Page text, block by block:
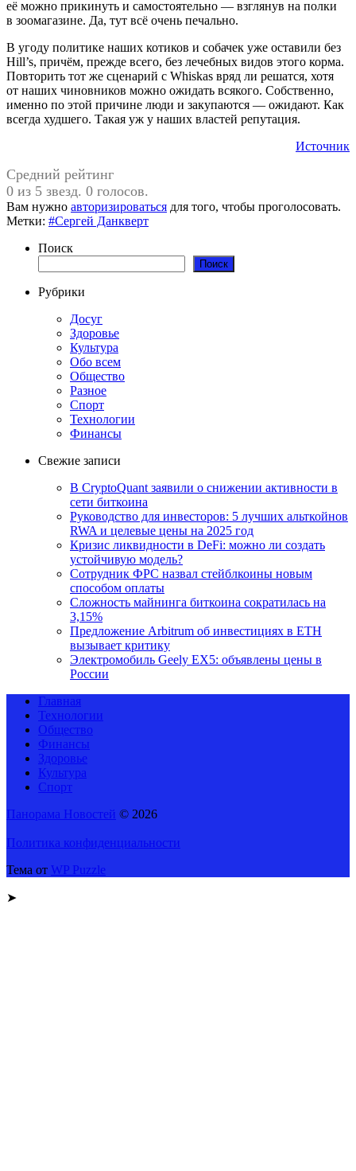
её можно прикинуть и самостоятельно — взглянув на полки
в зоомагазине. Да, тут всё очень печально.
В угоду политике наших котиков и собачек уже оставили без
Hill’s, причём, прежде всего, без лечебных видов этого корма.
Повторить тот же сценарий с Whiskas вряд ли решатся, хотя
от наших чиновников можно ожидать всякого. Собственно,
именно по этой причине люди и закупаются — ожидают. Как
всегда худшего. Такая уж у наших властей репутация.
Источник
Средний рейтинг
0 из 5 звезд. 0 голосов.
Вам нужно авторизироваться для того, чтобы проголосовать.
Метки: #Сергей Данкверт
Поиск
Поиск
Рубрики
Досуг
Здоровье
Культура
Обо всем
Общество
Разное
Спорт
Технологии
Финансы
Свежие записи
В CryptoQuant заявили о снижении активности в
сети биткоина
Руководство для инвесторов: 5 лучших альткойнов
RWA и целевые цены на 2025 год
Кризис ликвидности в DeFi: можно ли создать
устойчивую модель?
Сотрудник ФРС назвал стейблкоины новым
способом оплаты
Сложность майнинга биткоина сократилась на
3,15%
Предложение Arbitrum об инвестициях в ETH
вызывает критику
Электромобиль Geely EX5: объявлены цены в
России
Главная
Технологии
Общество
Финансы
Здоровье
Культура
Спорт
Панорама Новостей © 2026
Политика конфиденциальности
Тема от WP Puzzle
➤